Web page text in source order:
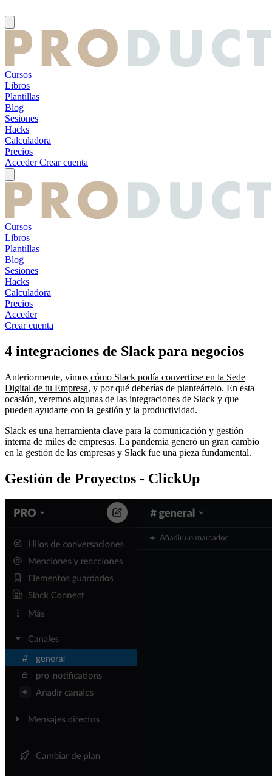
Cursos
Libros
Plantillas
Blog
Sesiones
Hacks
Calculadora
Precios
AccederCrear cuenta
Cursos
Libros
Plantillas
Blog
Sesiones
Hacks
Calculadora
Precios
Acceder
Crear cuenta
4 integraciones de Slack para negocios
Anteriormente, vimos cómo Slack podía convertirse en la Sede
Digital de tu Empresa, y por qué deberías de planteártelo. En esta
ocasión, veremos algunas de las integraciones de Slack y que
pueden ayudarte con la gestión y la productividad.
Slack es una herramienta clave para la comunicación y gestión
interna de miles de empresas. La pandemia generó un gran cambio
en la gestión de las empresas y Slack fue una pieza fundamental.
Gestión de Proyectos - ClickUp